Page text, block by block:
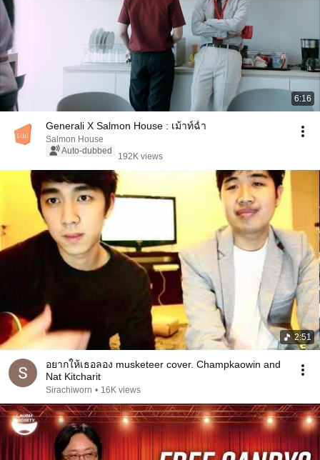
6:16
Generali X Salmon House : เม้าท์ฉ่ำ
Salmon House
Auto-dubbed
192K views
2:51
อยากให้เธอลอง musketeer cover. Champkaowin and
Nat Kitcharit
Sirachiworn • 16K views